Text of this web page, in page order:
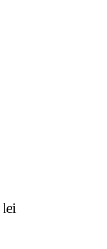
lei